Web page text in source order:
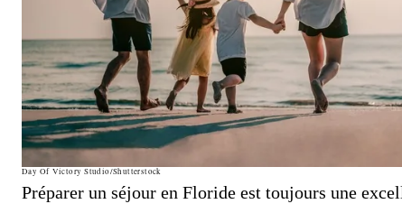
Day Of Victory Studio/Shutterstock
Préparer un séjour en Floride est toujours une